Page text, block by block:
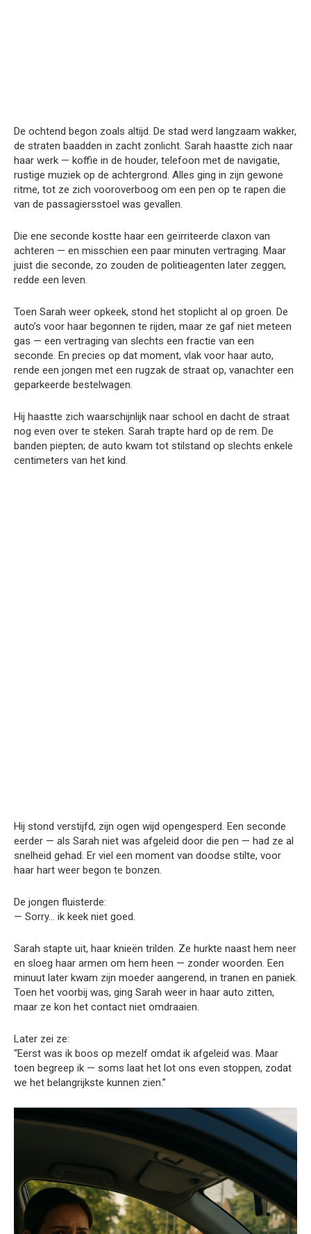
De ochtend begon zoals altijd. De stad werd langzaam wakker,
de straten baadden in zacht zonlicht. Sarah haastte zich naar
haar werk — koffie in de houder, telefoon met de navigatie,
rustige muziek op de achtergrond. Alles ging in zijn gewone
ritme, tot ze zich vooroverboog om een pen op te rapen die
van de passagiersstoel was gevallen.
Die ene seconde kostte haar een geïrriteerde claxon van
achteren — en misschien een paar minuten vertraging. Maar
juist die seconde, zo zouden de politieagenten later zeggen,
redde een leven.
Toen Sarah weer opkeek, stond het stoplicht al op groen. De
auto’s voor haar begonnen te rijden, maar ze gaf niet meteen
gas — een vertraging van slechts een fractie van een
seconde. En precies op dat moment, vlak voor haar auto,
rende een jongen met een rugzak de straat op, vanachter een
geparkeerde bestelwagen.
Hij haastte zich waarschijnlijk naar school en dacht de straat
nog even over te steken. Sarah trapte hard op de rem. De
banden piepten; de auto kwam tot stilstand op slechts enkele
centimeters van het kind.
Hij stond verstijfd, zijn ogen wijd opengesperd. Een seconde
eerder — als Sarah niet was afgeleid door die pen — had ze al
snelheid gehad. Er viel een moment van doodse stilte, voor
haar hart weer begon te bonzen.
De jongen fluisterde:
— Sorry… ik keek niet goed.
Sarah stapte uit, haar knieën trilden. Ze hurkte naast hem neer
en sloeg haar armen om hem heen — zonder woorden. Een
minuut later kwam zijn moeder aangerend, in tranen en paniek.
Toen het voorbij was, ging Sarah weer in haar auto zitten,
maar ze kon het contact niet omdraaien.
Later zei ze:
“Eerst was ik boos op mezelf omdat ik afgeleid was. Maar
toen begreep ik — soms laat het lot ons even stoppen, zodat
we het belangrijkste kunnen zien.”